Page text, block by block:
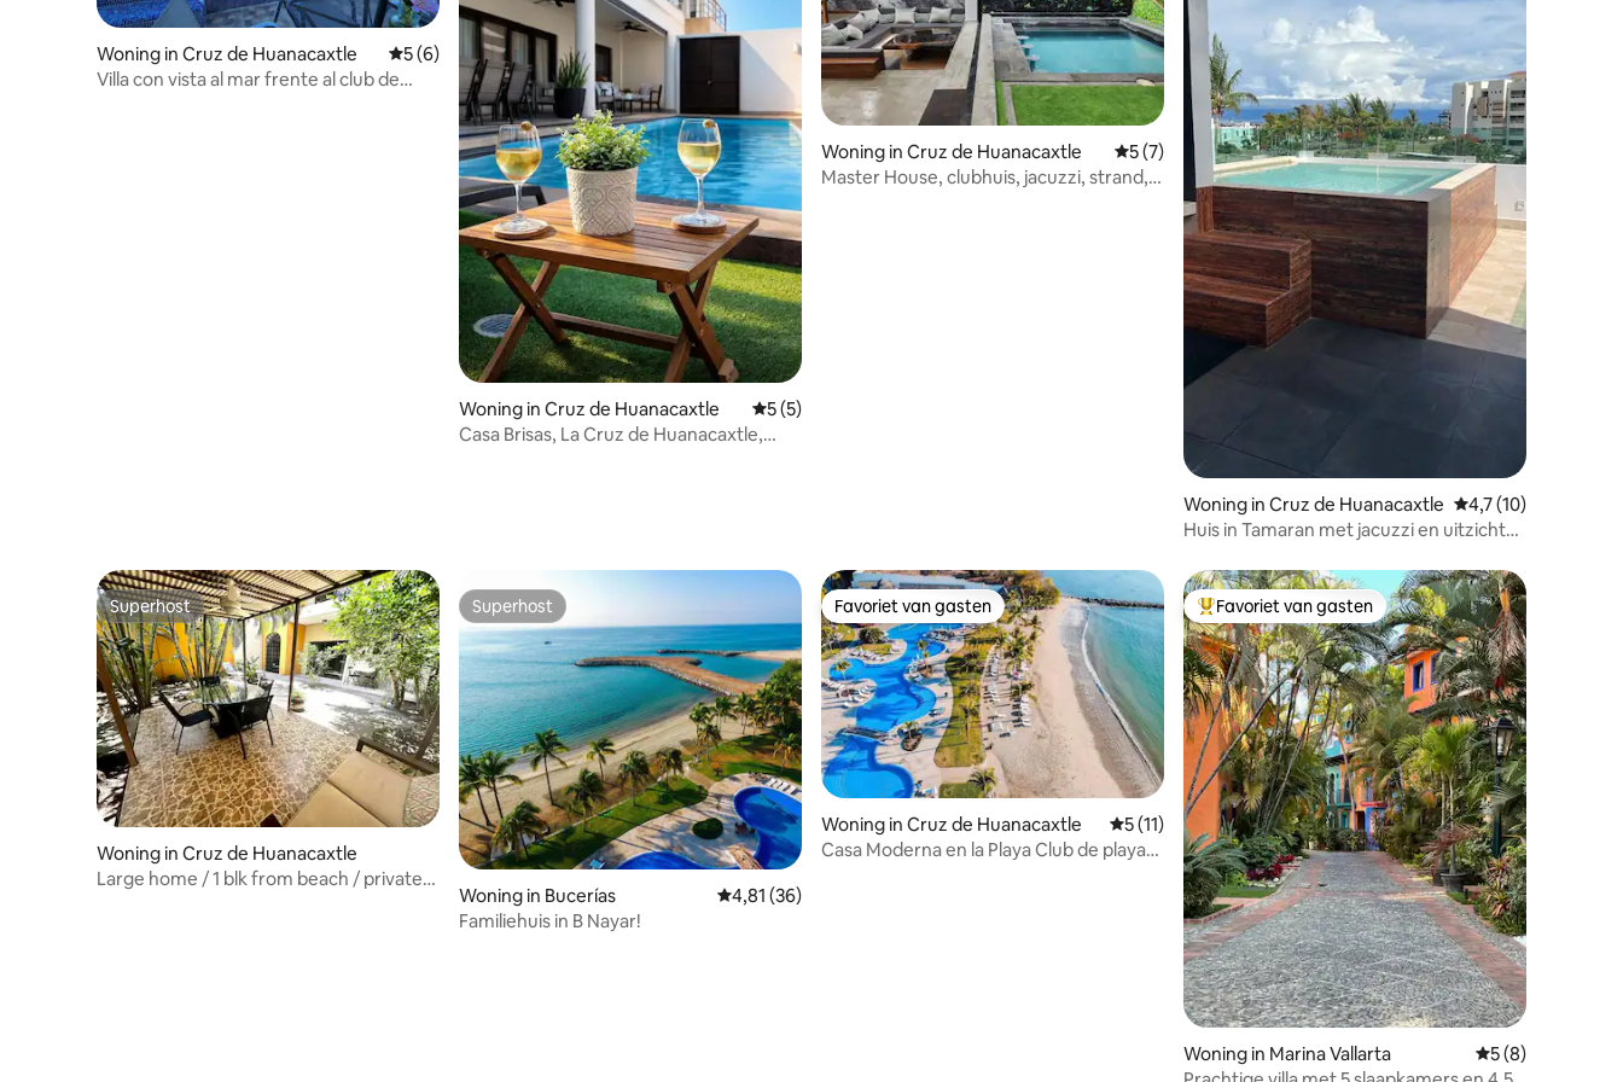
Woning in Cruz de Huanacaxtle Gemiddelde beoordeling van 5 op 5, 6 recensies
5 (6)
Villa con vista al mar frente al club de
Woning in Cruz de Huanacaxtle Gemiddelde beoordeling van 5 op 5, 5 recensies
5 (5)
Casa Brisas, La Cruz de Huanacaxtle,
Woning in Cruz de Huanacaxtle Gemiddelde beoordeling van 5 op 5, 7 recensies
5 (7)
Master House, clubhuis, jacuzzi, strand,
Woning in Cruz de Huanacaxtle Gemiddelde
4,7 (10)
Huis in Tamaran met jacuzzi en uitzicht
Superhost
Superhost
Woning in Cruz de Huanacaxtle
Large home / 1 blk from beach / private
Superhost
Superhost
Woning in Bucerías Gemiddelde beoordeling van 4,81 op 5, 36 recensies
4,81 (36)
Familiehuis in B Nayar!
Favoriet van gasten
Favoriet van gasten
Woning in Cruz de Huanacaxtle Gemiddelde beoordeling van 5 op 5, 11 recensies
5 (11)
Casa Moderna en la Playa Club de playa
Topfavoriet van gasten
Favoriet van gasten
Woning in Marina Vallarta Gemiddelde
5 (8)